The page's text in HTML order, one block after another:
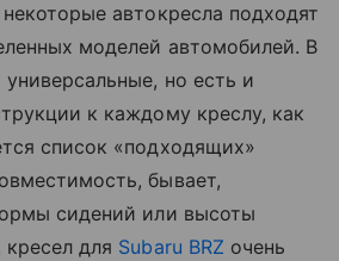
автокресла подходят
моделей автомобилей. В
но есть и
к каждому креслу, как
список «подходящих»
бывает,
сидений или высоты
для Subaru BRZ очень